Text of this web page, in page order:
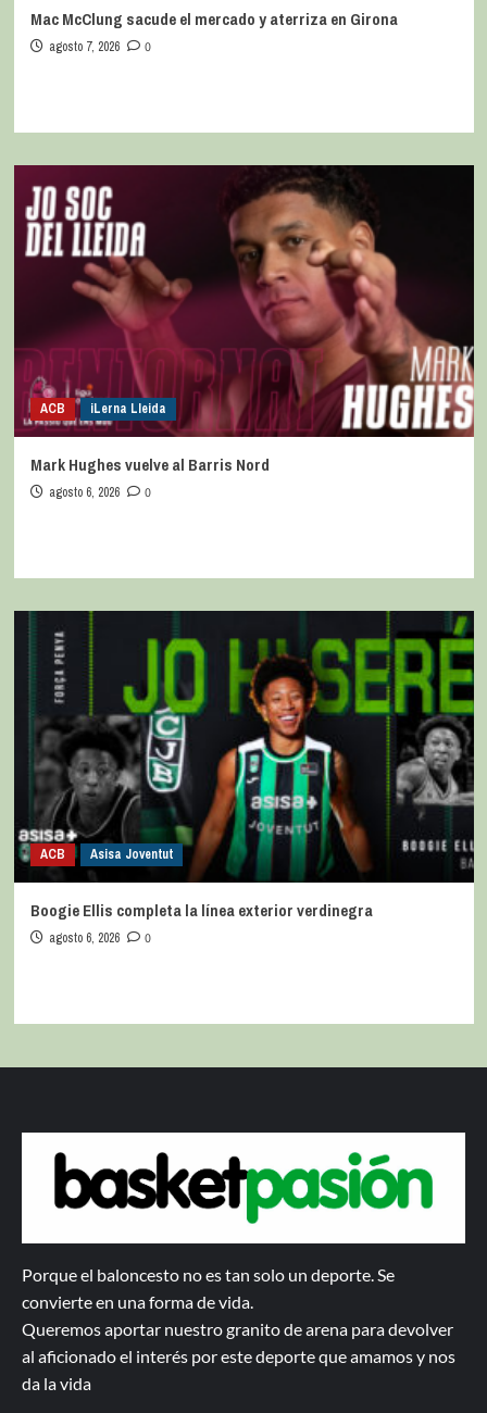
Mac McClung sacude el mercado y aterriza en Girona
agosto 7, 2026 0
ACB iLerna Lleida
Mark Hughes vuelve al Barris Nord
agosto 6, 2026 0
ACB Asisa Joventut
Boogie Ellis completa la línea exterior verdinegra
agosto 6, 2026 0
Porque el baloncesto no es tan solo un deporte. Se
convierte en una forma de vida.
Queremos aportar nuestro granito de arena para devolver
al aficionado el interés por este deporte que amamos y nos
da la vida